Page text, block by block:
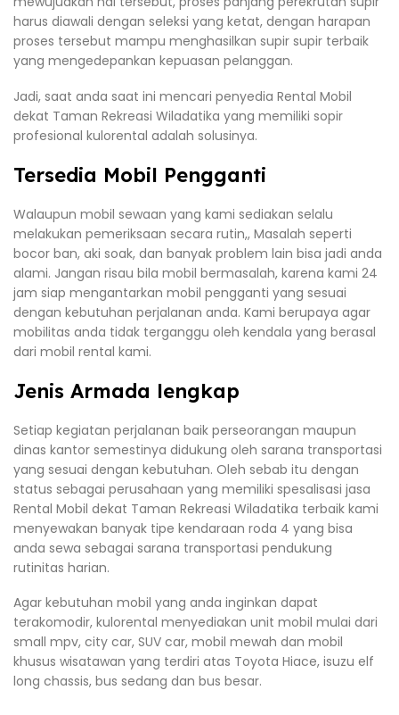
harus diawali dengan seleksi yang ketat, dengan harapan
proses tersebut mampu menghasilkan supir supir terbaik
yang mengedepankan kepuasan pelanggan.
Jadi, saat anda saat ini mencari penyedia Rental Mobil
dekat Taman Rekreasi Wiladatika yang memiliki sopir
profesional kulorental adalah solusinya.
Tersedia Mobil Pengganti
Walaupun mobil sewaan yang kami sediakan selalu
melakukan pemeriksaan secara rutin,, Masalah seperti
bocor ban, aki soak, dan banyak problem lain bisa jadi anda
alami. Jangan risau bila mobil bermasalah, karena kami 24
jam siap mengantarkan mobil pengganti yang sesuai
dengan kebutuhan perjalanan anda. Kami berupaya agar
mobilitas anda tidak terganggu oleh kendala yang berasal
dari mobil rental kami.
Jenis Armada lengkap
Setiap kegiatan perjalanan baik perseorangan maupun
dinas kantor semestinya didukung oleh sarana transportasi
yang sesuai dengan kebutuhan. Oleh sebab itu dengan
status sebagai perusahaan yang memiliki spesalisasi jasa
Rental Mobil dekat Taman Rekreasi Wiladatika terbaik kami
menyewakan banyak tipe kendaraan roda 4 yang bisa
anda sewa sebagai sarana transportasi pendukung
rutinitas harian.
Agar kebutuhan mobil yang anda inginkan dapat
terakomodir, kulorental menyediakan unit mobil mulai dari
small mpv, city car, SUV car, mobil mewah dan mobil
khusus wisatawan yang terdiri atas Toyota Hiace, isuzu elf
long chassis, bus sedang dan bus besar.